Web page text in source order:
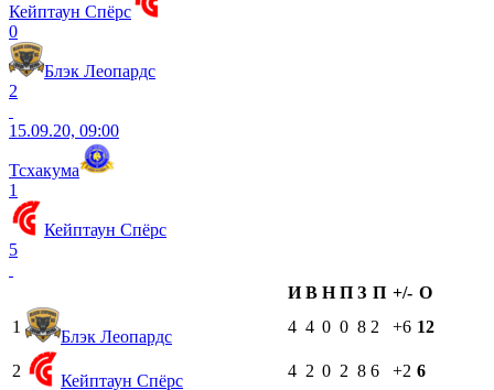
Кейптаун Спёрс
0
Блэк Леопардс
2
15.09.20, 09:00
Тсхакума
1
Кейптаун Спёрс
5
И В Н П З П +/- О
1
Блэк Леопардс
4 4 0 0 8 2 +6 12
2
Кейптаун Спёрс
4 2 0 2 8 6 +2 6